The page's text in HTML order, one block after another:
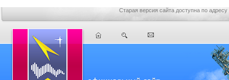
Старая версия сайта доступна по адресу